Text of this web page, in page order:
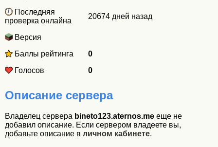
Последняя
проверка онлайна
20674 дней назад
Версия
Баллы рейтинга
0
Голосов
0
Описание сервера
Владелец сервера bineto123.aternos.me еще не
добавил описание. Если сервером владеете вы,
добавьте описание в личном кабинете.